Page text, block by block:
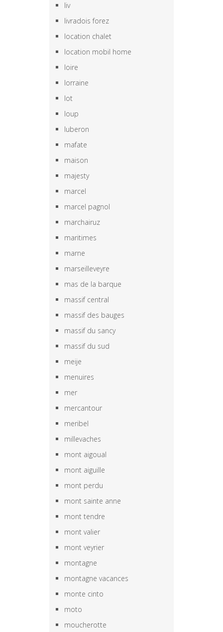
liv
livradois forez
location chalet
location mobil home
loire
lorraine
lot
loup
luberon
mafate
maison
majesty
marcel
marcel pagnol
marchairuz
maritimes
marne
marseilleveyre
mas de la barque
massif central
massif des bauges
massif du sancy
massif du sud
meije
menuires
mer
mercantour
meribel
millevaches
mont aigoual
mont aiguille
mont perdu
mont sainte anne
mont tendre
mont valier
mont veyrier
montagne
montagne vacances
monte cinto
moto
moucherotte